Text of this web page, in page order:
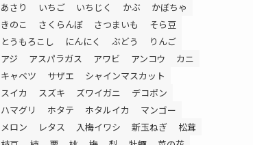
あさり いちご いちじく かぶ
かぼちゃ
きのこ
さくらんぼ さつまいも
そら豆
とうもろこし
にんにく ぶどう
りんご
アジ
アスパラガス アワビ アンコウ
カニ
キャベツ
サザエ
シャインマスカット
スイカ
スズキ ズワイガニ
デコポン
ハマグリ
ホタテ ホタルイカ
マンゴー
メロン
レタス 入梅イワシ 新玉ねぎ
松茸